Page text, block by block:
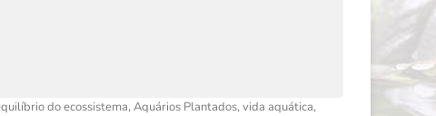
do ecossistema, Aquários Plantados, vida aquática,